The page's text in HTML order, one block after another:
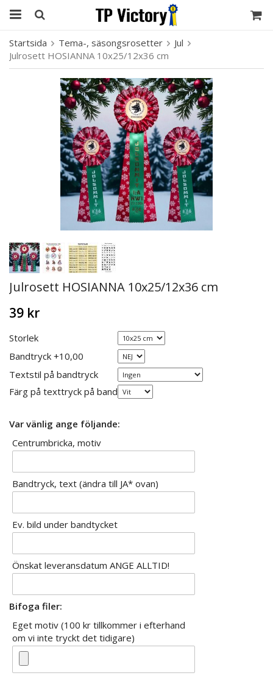
Startsida Tema-, säsongsrosetter
Jul
Julrosett HOSIANNA 10x25/12x36 cm
Julrosett HOSIANNA 10x25/12x36 cm
39 kr
Storlek
Bandtryck +10,00
Textstil på bandtryck
Färg på texttryck på band
Var vänlig ange följande:
Centrumbricka, motiv
Bandtryck, text (ändra till JA* ovan)
Ev. bild under bandtycket
Önskat leveransdatum ANGE ALLTID!
Bifoga filer:
Eget motiv (100 kr tillkommer i efterhand
om vi inte tryckt det tidigare)